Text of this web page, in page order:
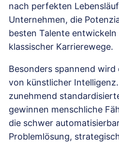
nach perfekten
Unternehmen, die
besten Talente
klassischer Karrierewege.
Besonders spannend
von künstlicher
zunehmend
gewinnen menschliche
die schwer
Problemlösung,